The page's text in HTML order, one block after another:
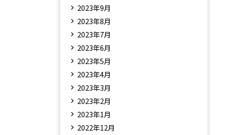
2023年9月
2023年8月
2023年7月
2023年6月
2023年5月
2023年4月
2023年3月
2023年2月
2023年1月
2022年12月